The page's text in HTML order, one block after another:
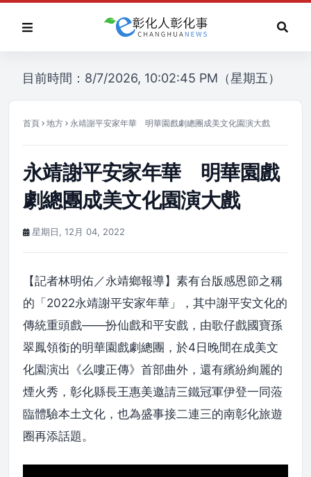
目前時間：8/7/2026, 10:02:45 PM（星期五）
首頁 地方 永靖謝平安家年華 明華園戲劇總團成美文化園演大戲
永靖謝平安家年華 明華園戲
劇總團成美文化園演大戲
星期日, 12月 04, 2022
【記者林明佑／永靖鄉報導】素有台版感恩節之稱
的「2022永靖謝平安家年華」，其中謝平安文化的
傳統重頭戲——扮仙戲和平安戲，由歌仔戲國寶孫
翠鳳領銜的明華園戲劇總團，於4日晚間在成美文
化園演出《么嘍正傳》首部曲外，還有繽紛絢麗的
煙火秀，彰化縣長王惠美邀請三鐵冠軍伊登一同蒞
臨體驗本土文化，也為盛事接二連三的南彰化旅遊
圈再添話題。